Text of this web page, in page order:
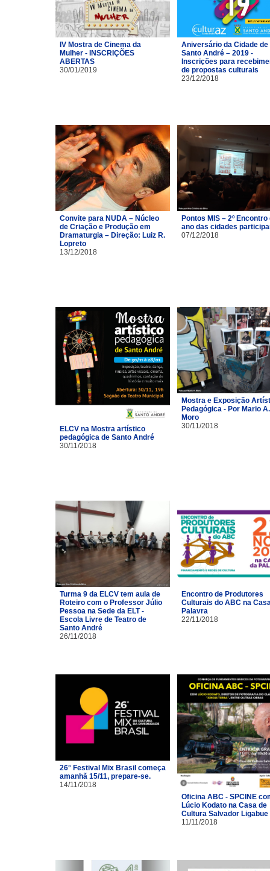
IV Mostra de Cinema da
Mulher - INSCRIÇÕES
ABERTAS
30/01/2019
Aniversário da Cidade de
Santo André – 2019 -
Inscrições para
de propostas culturais
23/12/2018
Convite para NUDA – Núcleo
de Criação e Produção em
Dramaturgia – Direção: Luiz R.
Lopreto
13/12/2018
Pontos MIS – 2º Encontro
ano das cidades
07/12/2018
ELCV na Mostra artístico
pedagógica de Santo André
30/11/2018
Mostra e Exposição
Pedagógica - Por Mario A.
Moro
30/11/2018
Turma 9 da ELCV tem aula de
Roteiro com o Professor Júlio
Pessoa na Sede da ELT -
Escola Livre de Teatro de
Santo André
26/11/2018
Encontro de Produtores
Culturais do ABC na
Palavra
22/11/2018
26° Festival Mix Brasil começa
amanhã 15/11, prepare-se.
14/11/2018
Oficina ABC - SPCINE
Lúcio Kodato na Casa de
Cultura Salvador Ligabue
11/11/2018